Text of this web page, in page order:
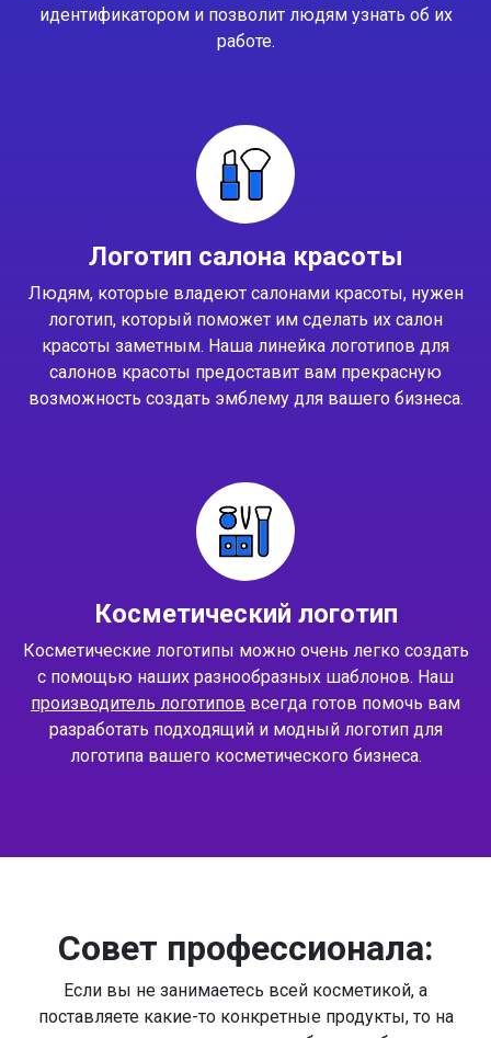
идентификатором и позволит людям узнать об их
работе.
Логотип салона красоты
Людям, которые владеют салонами красоты, нужен
логотип, который поможет им сделать их салон
красоты заметным. Наша линейка логотипов для
салонов красоты предоставит вам прекрасную
возможность создать эмблему для вашего бизнеса.
Косметический логотип
Косметические логотипы можно очень легко создать
с помощью наших разнообразных шаблонов. Наш
производитель логотипов всегда готов помочь вам
разработать подходящий и модный логотип для
логотипа вашего косметического бизнеса.
Совет профессионала:
Если вы не занимаетесь всей косметикой, а
поставляете какие-то конкретные продукты, то на